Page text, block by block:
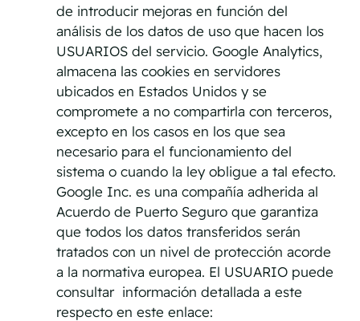
de introducir mejoras en función del
análisis de los datos de uso que hacen los
USUARIOS del servicio. Google Analytics,
almacena las cookies en servidores
ubicados en Estados Unidos y se
compromete a no compartirla con terceros,
excepto en los casos en los que sea
necesario para el funcionamiento del
sistema o cuando la ley obligue a tal efecto.
Google Inc. es una compañía adherida al
Acuerdo de Puerto Seguro que garantiza
que todos los datos transferidos serán
tratados con un nivel de protección acorde
a la normativa europea. El USUARIO puede
consultar información detallada a este
respecto en este enlace: